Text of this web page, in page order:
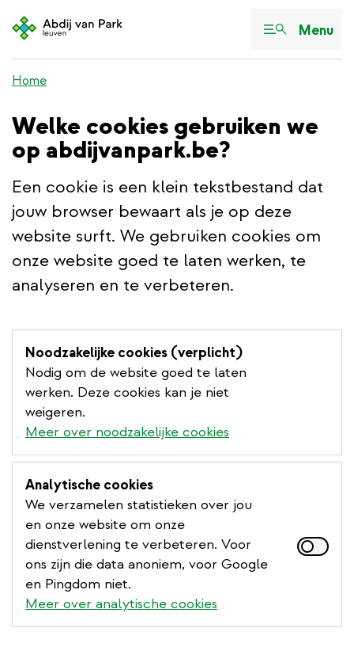
en
inhoud
Menu
Home
Welke cookies gebruiken we
op abdijvanpark.be?
Een cookie is een klein tekstbestand dat
jouw browser bewaart als je op deze
website surft. We gebruiken cookies om
onze website goed te laten werken, te
analyseren en te verbeteren.
Noodzakelijke cookies (verplicht)
Nodig om de website goed te laten
werken. Deze cookies kan je niet
weigeren.
Meer over noodzakelijke cookies
Analytische cookies
We verzamelen statistieken over jou
en onze website om onze
dienstverlening te verbeteren. Voor
ons zijn die data anoniem, voor Google
en Pingdom niet.
Meer over analytische cookies